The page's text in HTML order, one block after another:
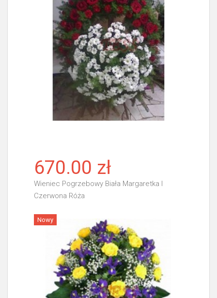
670.00 zł
Wieniec Pogrzebowy Biała Margaretka I
Czerwona Róża
Więcej
Nowy